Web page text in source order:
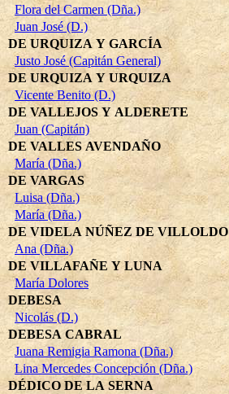
Flora del Carmen (Dña.)
Juan José (D.)
DE URQUIZA Y GARCÍA
Justo José (Capitán General)
DE URQUIZA Y URQUIZA
Vicente Benito (D.)
DE VALLEJOS Y ALDERETE
Juan (Capitán)
DE VALLES AVENDAÑO
María (Dña.)
DE VARGAS
Luisa (Dña.)
María (Dña.)
DE VIDELA NÚÑEZ DE VILLOLDO
Ana (Dña.)
DE VILLAFAÑE Y LUNA
María Dolores
DEBESA
Nicolás (D.)
DEBESA CABRAL
Juana Remigia Ramona (Dña.)
Lina Mercedes Concepción (Dña.)
DÉDICO DE LA SERNA